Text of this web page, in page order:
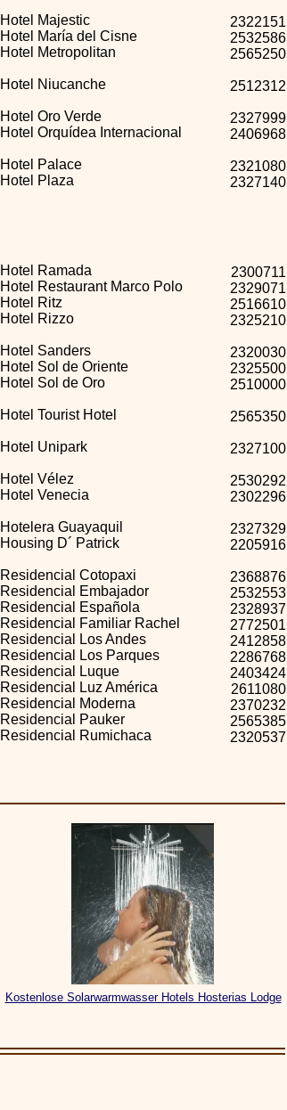
Hotel Ramada
Hotel Restaurant Marco Polo
Hotel Ritz
Hotel Rizzo
Hotel Sanders
Hotel Sol de Oriente
Hotel Sol de Oro
Hotel Tourist Hotel
Hotel Unipark
Hotel Vélez
Hotel Venecia
Hotelera Guayaquil
Housing D´ Patrick
Residencial Cotopaxi
Residencial Embajador
Residencial Española
Residencial Familiar Rachel
Residencial Los Andes
Residencial Los Parques
Residencial Luque
Residencial Luz América
Residencial Moderna
Residencial Pauker
Residencial Rumichaca
2300711
2329071
2516610
2325210
2320030
2325500
2510000
2565350
2327100
2530292
2302296
2327329
2205916
2368876
2532553
2328937
2772501
2412858
2286768
2403424
2611080
2370232
2565385
2320537
Hotel Majestic
Hotel María del Cisne
Hotel Metropolitan
Hotel Niucanche
Hotel Oro Verde
Hotel Orquídea Internacional
Hotel Palace
Hotel Plaza
2322151
2532586
2565250
2512312
2327999
2406968
2321080
2327140
Kostenlose Solarwarmwasser Hotels Hosterias Lodge